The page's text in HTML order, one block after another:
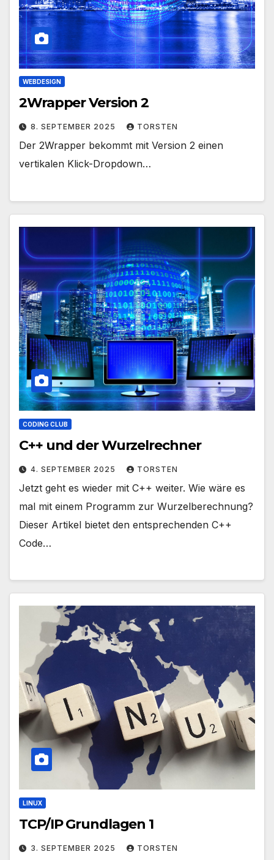
WEBDESIGN
2Wrapper Version 2
8. SEPTEMBER 2025 TORSTEN
Der 2Wrapper bekommt mit Version 2 einen
vertikalen Klick-Dropdown…
CODING CLUB
C++ und der Wurzelrechner
4. SEPTEMBER 2025 TORSTEN
Jetzt geht es wieder mit C++ weiter. Wie wäre es
mal mit einem Programm zur Wurzelberechnung?
Dieser Artikel bietet den entsprechenden C++
Code…
LINUX
TCP/IP Grundlagen 1
3. SEPTEMBER 2025 TORSTEN